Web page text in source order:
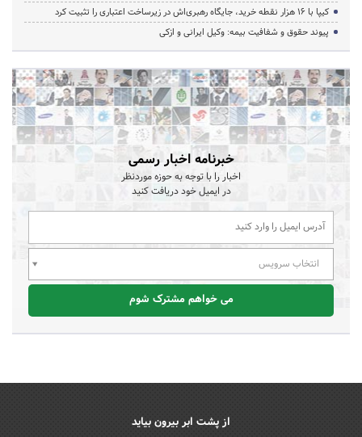
کیپا با ۱۶ هزار نقطه خرید، جایگاه رهبری‌اش در زیرساخت اعتباری را تثبیت کرد
پیوند حقوق و شفافیت بیمه: وکیل ایرانی و ازکی
خبرنامه اخبار رسمی
اخبار را با توجه به حوزه موردنظر
در ایمیل خود دریافت کنید
انتخاب سرویس
می خواهم مشترک شوم
از پشت ابر بیرون بیاید